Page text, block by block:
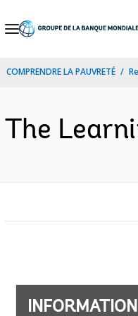
COMPRENDRE LA PAUVRETÉ
The
INFORMATION